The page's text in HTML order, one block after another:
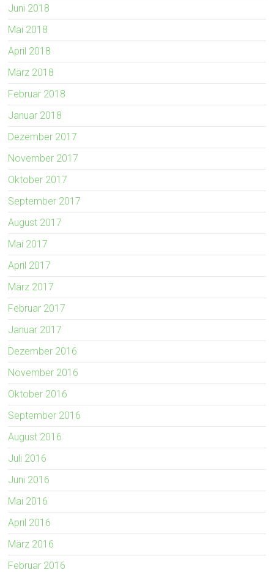
Juni 2018
Mai 2018
April 2018
März 2018
Februar 2018
Januar 2018
Dezember 2017
November 2017
Oktober 2017
September 2017
August 2017
Mai 2017
April 2017
März 2017
Februar 2017
Januar 2017
Dezember 2016
November 2016
Oktober 2016
September 2016
August 2016
Juli 2016
Juni 2016
Mai 2016
April 2016
März 2016
Februar 2016